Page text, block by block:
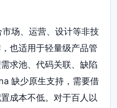
市场、运营、设计等非技
也适用于轻量级产品管
求池、代码关联、缺陷
缺少原生支持，需要借
成本不低。对于百人以